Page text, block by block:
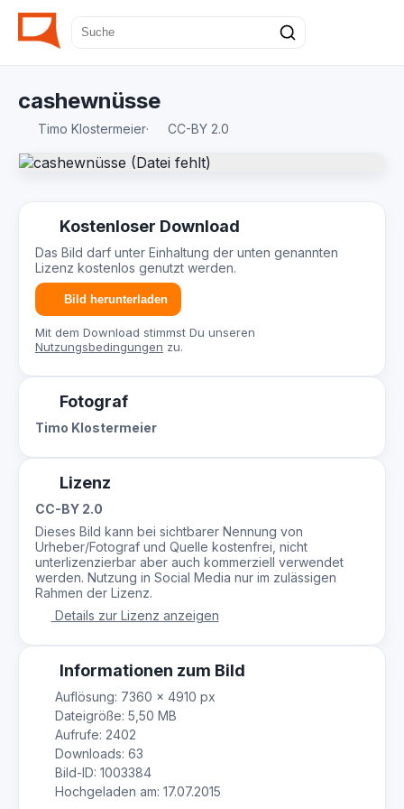
cashewnüsse
Timo Klostermeier· CC-BY 2.0
Kostenloser Download
Das Bild darf unter Einhaltung der unten genannten
Lizenz kostenlos genutzt werden.
Bild herunterladen
Mit dem Download stimmst Du unseren
Nutzungsbedingungen zu.
Fotograf
Timo Klostermeier
Lizenz
CC-BY 2.0
Dieses Bild kann bei sichtbarer Nennung von
Urheber/Fotograf und Quelle kostenfrei, nicht
unterlizenzierbar aber auch kommerziell verwendet
werden. Nutzung in Social Media nur im zulässigen
Rahmen der Lizenz.
Details zur Lizenz anzeigen
Informationen zum Bild
Auflösung: 7360 × 4910 px
Dateigröße: 5,50 MB
Aufrufe: 2402
Downloads: 63
Bild-ID: 1003384
Hochgeladen am: 17.07.2015